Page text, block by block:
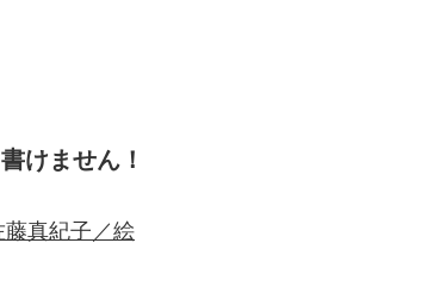
けません！
真紀子／絵